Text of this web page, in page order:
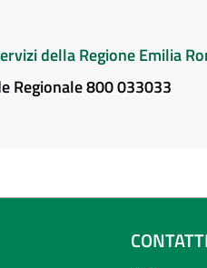
della Regione Emilia
Regionale 800 033033
CONTATTI